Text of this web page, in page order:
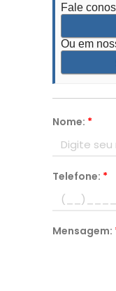
Fale
Ou em
Nome: *
Telefone: *
Mensagem: